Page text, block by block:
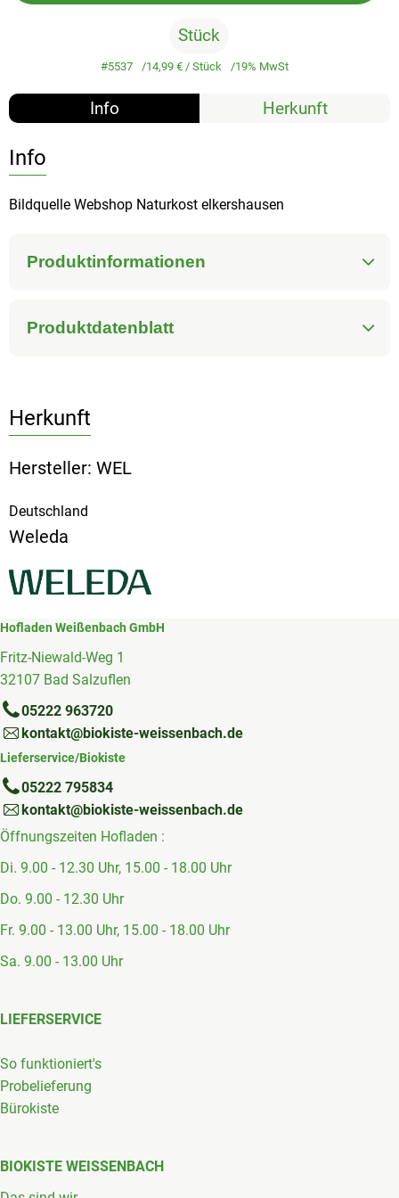
Stück
#5537 14,99 €/ Stück 19% MwSt
Info Herkunft
Info
Bildquelle Webshop Naturkost elkershausen
Produktinformationen
Produktdatenblatt
Herkunft
Hersteller: WEL
Deutschland
Weleda
Hofladen Weißenbach GmbH
Fritz-Niewald-Weg 1
32107 Bad Salzuflen
05222 963720
kontakt@biokiste-weissenbach.de
Lieferservice/Biokiste
05222 795834
kontakt@biokiste-weissenbach.de
Öffnungszeiten Hofladen :
Di. 9.00 - 12.30 Uhr, 15.00 - 18.00 Uhr
Do. 9.00 - 12.30 Uhr
Fr. 9.00 - 13.00 Uhr, 15.00 - 18.00 Uhr
Sa. 9.00 - 13.00 Uhr
LIEFERSERVICE
So funktioniert's
Probelieferung
Bürokiste
BIOKISTE WEISSENBACH